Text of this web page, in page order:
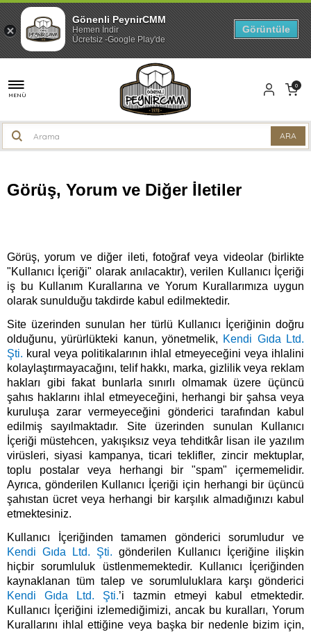
MENÜ
0
Görüş, Yorum ve Diğer İletiler
Görüş, yorum ve diğer ileti, fotoğraf veya videolar (birlikte
"Kullanıcı İçeriği" olarak anılacaktır), verilen Kullanıcı İçeriği
iş bu Kullanım Kurallarına ve Yorum Kurallarımıza uygun
olarak sunulduğu takdirde kabul edilmektedir.
Site üzerinden sunulan her türlü Kullanıcı İçeriğinin doğru
olduğunu, yürürlükteki kanun, yönetmelik, Kendi Gıda Ltd.
Şti. kural veya politikalarının ihlal etmeyeceğini veya ihlalini
kolaylaştırmayacağını, telif hakkı, marka, gizlilik veya reklam
hakları gibi fakat bunlarla sınırlı olmamak üzere üçüncü
şahıs haklarını ihlal etmeyeceğini, herhangi bir şahsa veya
kuruluşa zarar vermeyeceğini gönderici tarafından kabul
edilmiş sayılmaktadır. Site üzerinden sunulan Kullanıcı
İçeriği müstehcen, yakışıksız veya tehditkâr lisan ile yazılım
virüsleri, siyasi kampanya, ticari teklifler, zincir mektuplar,
toplu postalar veya herhangi bir "spam" içermemelidir.
Ayrıca, gönderilen Kullanıcı İçeriği için herhangi bir üçüncü
şahıstan ücret veya herhangi bir karşılık almadığınızı kabul
etmektesiniz.
Kullanıcı İçeriğinden tamamen gönderici sorumludur ve
Kendi Gıda Ltd. Şti. gönderilen Kullanıcı İçeriğine ilişkin
hiçbir sorumluluk üstlenmemektedir. Kullanıcı İçeriğinden
kaynaklanan tüm talep ve sorumluluklara karşı gönderici
Kendi Gıda Ltd. Şti.’i tazmin etmeyi kabul etmektedir.
Kullanıcı İçeriğini izlemediğimizi, ancak bu kuralları, Yorum
Kurallarını ihlal ettiğine veya başka bir nedenle bizim için,
Gönenli PeynirCMM
Hemen İndir
Ücretsiz -Google Play'de
Görüntüle